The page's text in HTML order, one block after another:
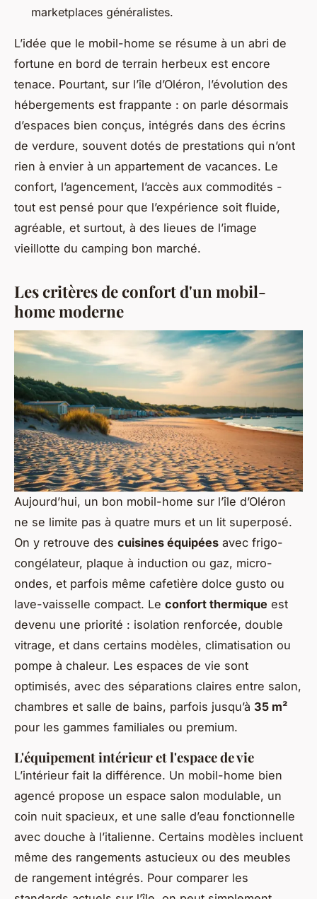
marketplaces généralistes.
L’idée que le mobil-home se résume à un abri de
fortune en bord de terrain herbeux est encore
tenace. Pourtant, sur l’île d’Oléron, l’évolution des
hébergements est frappante : on parle désormais
d’espaces bien conçus, intégrés dans des écrins
de verdure, souvent dotés de prestations qui n’ont
rien à envier à un appartement de vacances. Le
confort, l’agencement, l’accès aux commodités -
tout est pensé pour que l’expérience soit fluide,
agréable, et surtout, à des lieues de l’image
vieillotte du camping bon marché.
Les critères de confort d'un mobil-
home moderne
Aujourd’hui, un bon mobil-home sur l’île d’Oléron
ne se limite pas à quatre murs et un lit superposé.
On y retrouve des cuisines équipées avec frigo-
congélateur, plaque à induction ou gaz, micro-
ondes, et parfois même cafetière dolce gusto ou
lave-vaisselle compact. Le confort thermique est
devenu une priorité : isolation renforcée, double
vitrage, et dans certains modèles, climatisation ou
pompe à chaleur. Les espaces de vie sont
optimisés, avec des séparations claires entre salon,
chambres et salle de bains, parfois jusqu’à 35 m²
pour les gammes familiales ou premium.
L'équipement intérieur et l'espace de vie
L’intérieur fait la différence. Un mobil-home bien
agencé propose un espace salon modulable, un
coin nuit spacieux, et une salle d’eau fonctionnelle
avec douche à l’italienne. Certains modèles incluent
même des rangements astucieux ou des meubles
de rangement intégrés. Pour comparer les